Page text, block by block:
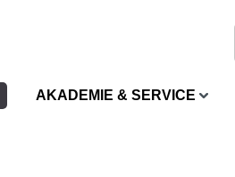
AKADEMIE & SERVICE